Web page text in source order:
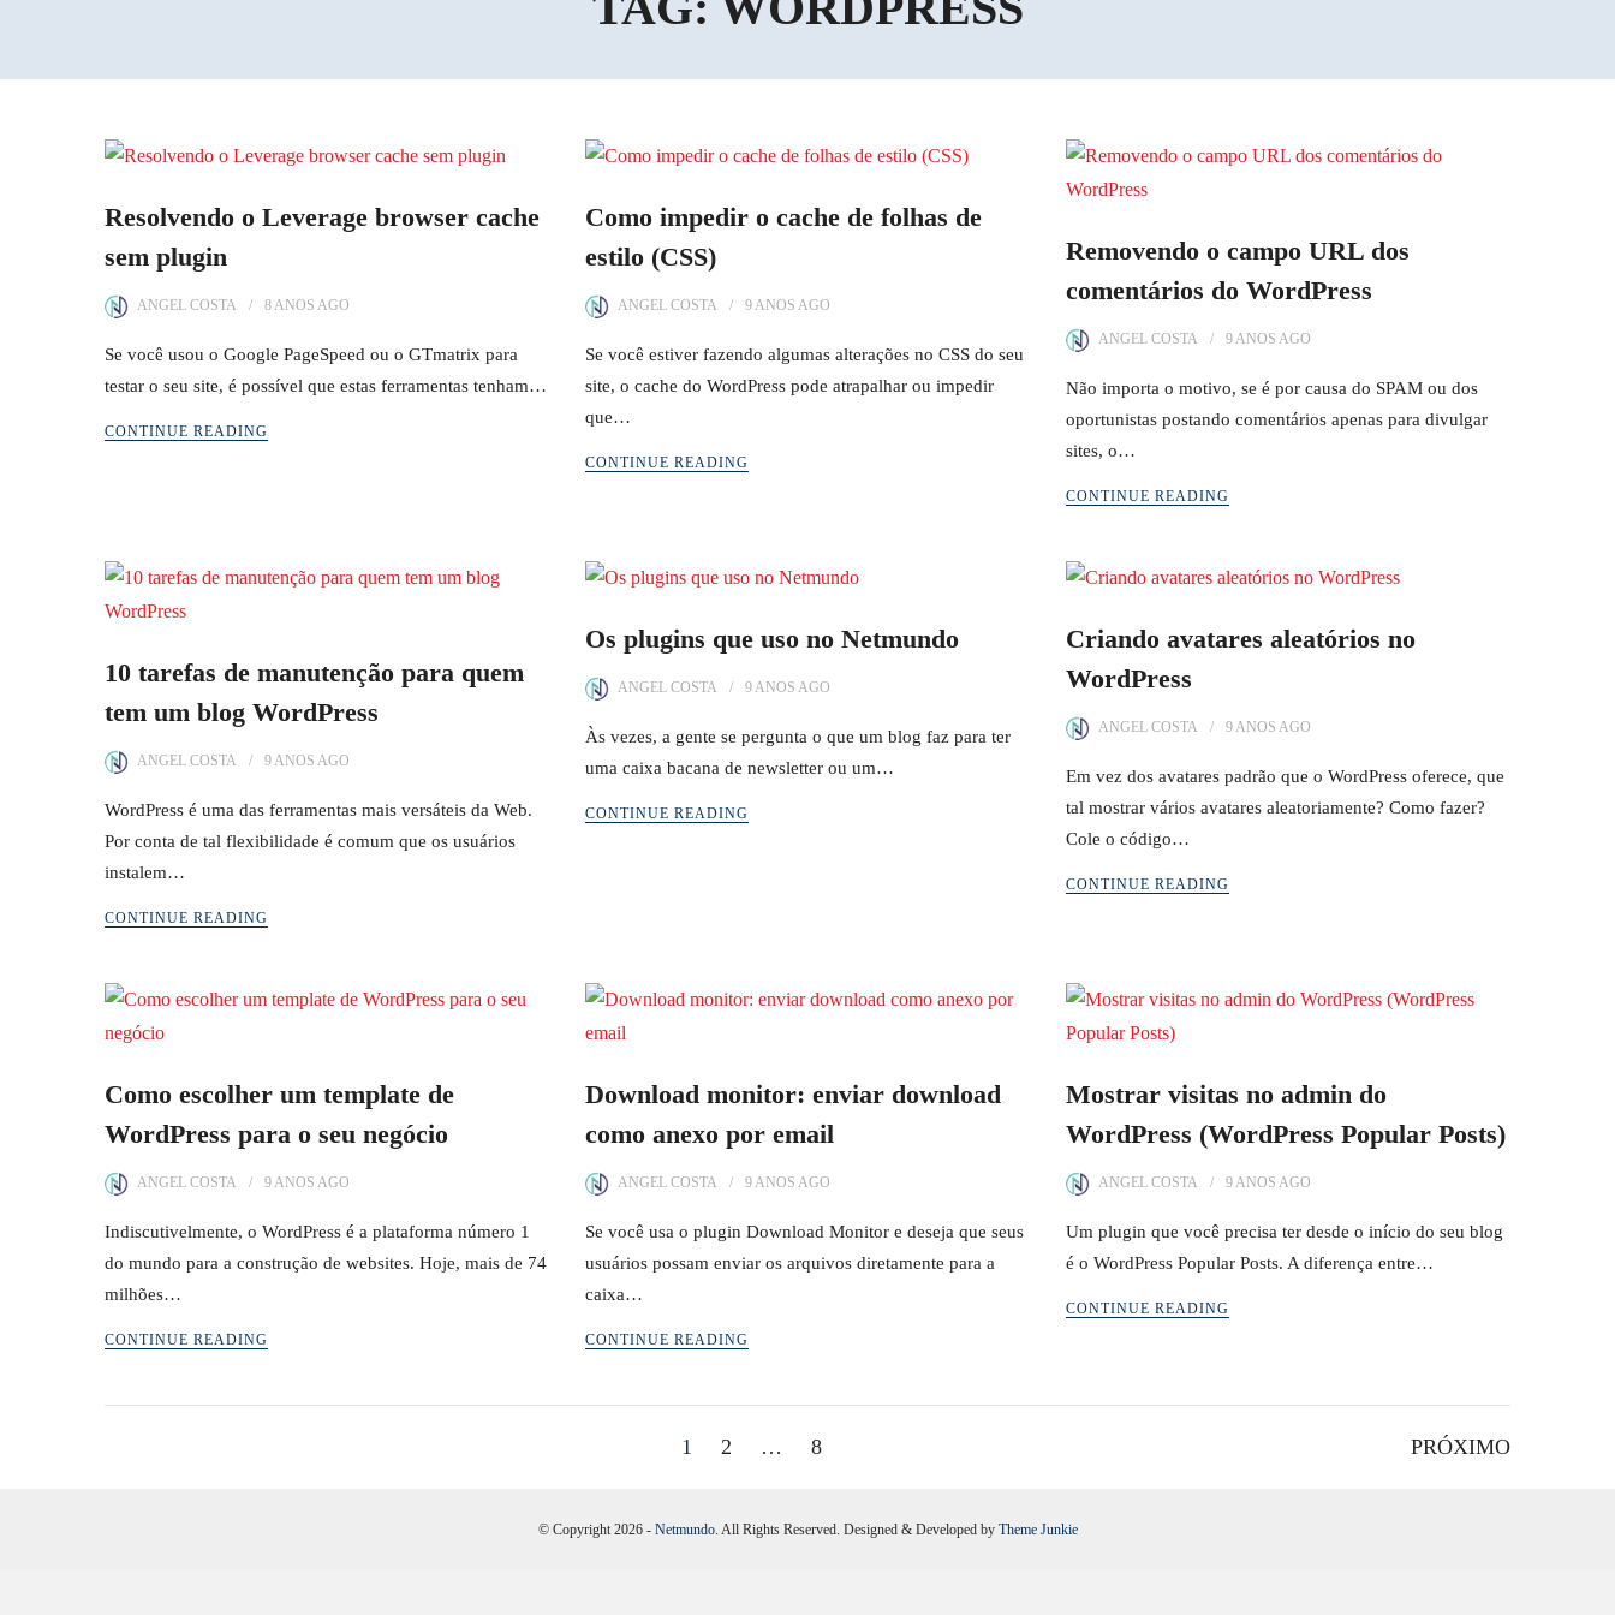
Resolvendo o Leverage browser cache
sem plugin
ANGEL COSTA 8 ANOS AGO
Se você usou o Google PageSpeed ou o GTmatrix para
testar o seu site, é possível que estas ferramentas tenham…
CONTINUE READING
Como impedir o cache de folhas de
estilo (CSS)
ANGEL COSTA 9 ANOS AGO
Se você estiver fazendo algumas alterações no CSS do seu
site, o cache do WordPress pode atrapalhar ou impedir
que…
CONTINUE READING
Removendo o campo URL dos
comentários do WordPress
ANGEL COSTA 9 ANOS AGO
Não importa o motivo, se é por causa do SPAM ou dos
oportunistas postando comentários apenas para divulgar
sites, o…
CONTINUE READING
10 tarefas de manutenção para quem
tem um blog WordPress
ANGEL COSTA 9 ANOS AGO
WordPress é uma das ferramentas mais versáteis da Web.
Por conta de tal flexibilidade é comum que os usuários
instalem…
CONTINUE READING
Os plugins que uso no Netmundo
ANGEL COSTA 9 ANOS AGO
Às vezes, a gente se pergunta o que um blog faz para ter
uma caixa bacana de newsletter ou um…
CONTINUE READING
Criando avatares aleatórios no
WordPress
ANGEL COSTA 9 ANOS AGO
Em vez dos avatares padrão que o WordPress oferece, que
tal mostrar vários avatares aleatoriamente? Como fazer?
Cole o código…
CONTINUE READING
Como escolher um template de
WordPress para o seu negócio
ANGEL COSTA 9 ANOS AGO
Indiscutivelmente, o WordPress é a plataforma número 1
do mundo para a construção de websites. Hoje, mais de 74
milhões…
CONTINUE READING
Download monitor: enviar download
como anexo por email
ANGEL COSTA 9 ANOS AGO
Se você usa o plugin Download Monitor e deseja que seus
usuários possam enviar os arquivos diretamente para a
caixa…
CONTINUE READING
Mostrar visitas no admin do
WordPress (WordPress Popular Posts)
ANGEL COSTA 9 ANOS AGO
Um plugin que você precisa ter desde o início do seu blog
é o WordPress Popular Posts. A diferença entre…
CONTINUE READING
1 2 … 8 PRÓXIMO
© Copyright 2026 - Netmundo. All Rights Reserved. Designed & Developed by Theme Junkie